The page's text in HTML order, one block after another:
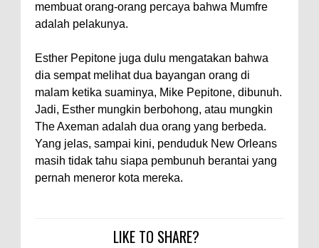
membuat orang-orang percaya bahwa Mumfre
adalah pelakunya.
Esther Pepitone juga dulu mengatakan bahwa
dia sempat melihat dua bayangan orang di
malam ketika suaminya, Mike Pepitone, dibunuh.
Jadi, Esther mungkin berbohong, atau mungkin
The Axeman adalah dua orang yang berbeda.
Yang jelas, sampai kini, penduduk New Orleans
masih tidak tahu siapa pembunuh berantai yang
pernah meneror kota mereka.
LIKE TO SHARE?